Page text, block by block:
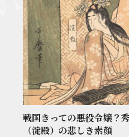
戦国きっての悪役令嬢？
（淀殿）の悲しき素顔